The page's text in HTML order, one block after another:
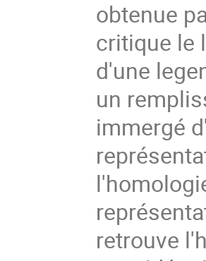
obtenue
critique le
d'une
un
immergé
retrouve